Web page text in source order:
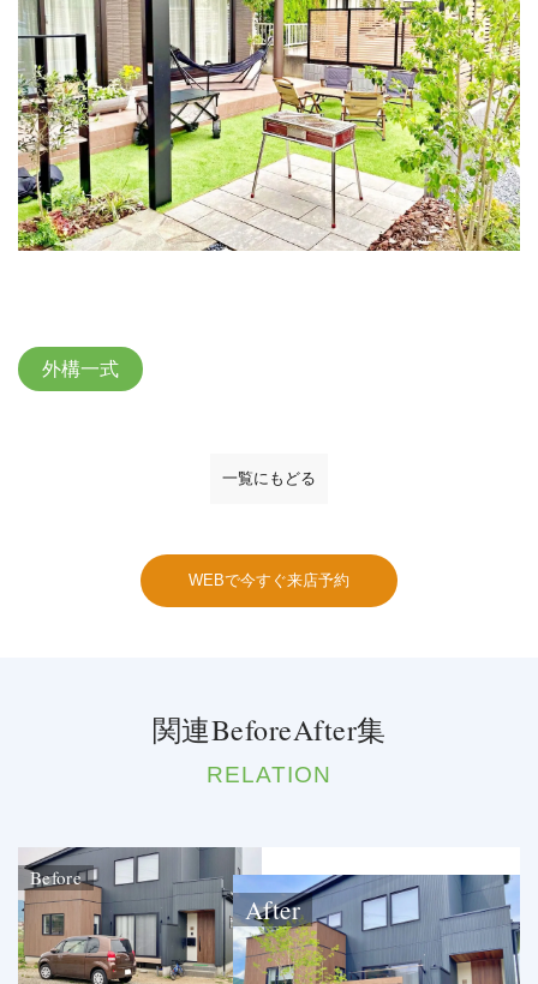
外構一式
一覧にもどる
WEBで今すぐ来店予約
関連BeforeAfter集
RELATION
Before
After